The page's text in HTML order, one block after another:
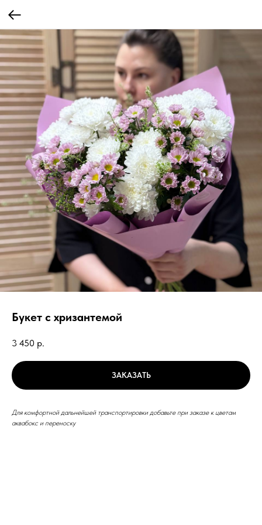
Букет с хризантемой
3 450 р.
ЗАКАЗАТЬ
Для комфортной дальнейшей транспортировки добавьте при заказе к цветам
аквабокс и переноску